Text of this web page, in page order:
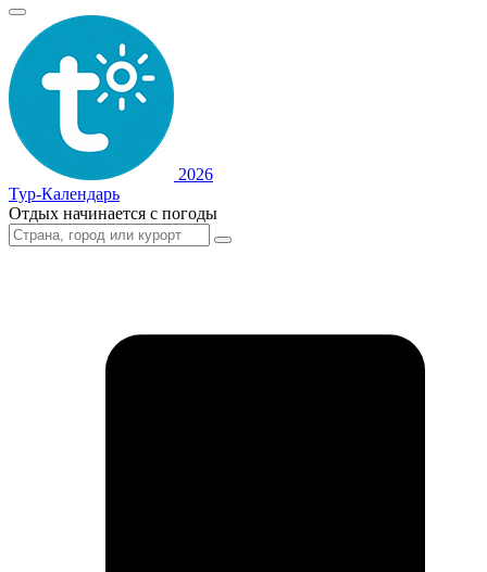
2026
Тур-Календарь
Отдых начинается с погоды